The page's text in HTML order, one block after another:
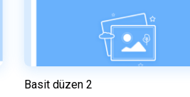
Basit düzen 2